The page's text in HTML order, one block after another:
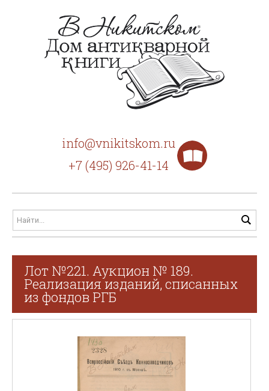
info@vnikitskom.ru
+7 (495) 926-41-14
Лот №221. Аукцион № 189.
Реализация изданий, списанных
из фондов РГБ